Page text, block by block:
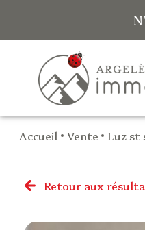
Accueil Vente Luz
Retour aux